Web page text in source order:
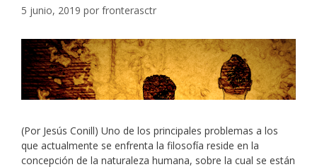
5 junio, 2019 por fronterasctr
(Por Jesús Conill) Uno de los principales problemas a los
que actualmente se enfrenta la filosofía reside en la
concepción de la naturaleza humana, sobre la cual se están